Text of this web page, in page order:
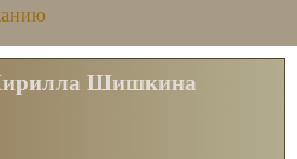
Шишкина